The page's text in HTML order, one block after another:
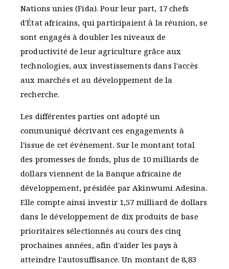
Nations unies (Fida). Pour leur part, 17 chefs
d'État africains, qui participaient à la réunion, se
sont engagés à doubler les niveaux de
productivité de leur agriculture grâce aux
technologies, aux investissements dans l'accès
aux marchés et au développement de la
recherche.
Les différentes parties ont adopté un
communiqué décrivant ces engagements à
l'issue de cet événement. Sur le montant total
des promesses de fonds, plus de 10 milliards de
dollars viennent de la Banque africaine de
développement, présidée par Akinwumi Adesina.
Elle compte ainsi investir 1,57 milliard de dollars
dans le développement de dix produits de base
prioritaires sélectionnés au cours des cinq
prochaines années, afin d'aider les pays à
atteindre l'autosuffisance. Un montant de 8,83